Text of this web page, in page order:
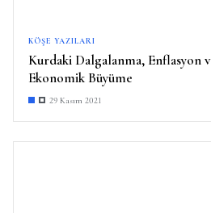
KÖŞE YAZILARI
Kurdaki Dalgalanma, Enflasyon
Ekonomik Büyüme
29 Kasım 2021